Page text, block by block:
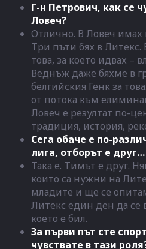
Г-н Петрович, как се
Ловеч?
Отлично. В Ловеч имах
Три пъти бях в Литекс.
това, за което идвах –
Веднъж даже бяхме в
белгийския Генк за
от потока към
Ловеч е резултат по-
традиция, история,
Сега обаче е по-
лига, отборът е друг…
Така е. Тимът е друг.
които са нужни на
младите и ще се
Литекс един ден да се
което е бил.
За първи път сте
чувствате в тази